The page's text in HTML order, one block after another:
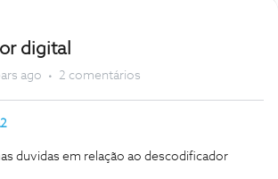
digital
ago 2 comentários
duvidas em relação ao descodificador